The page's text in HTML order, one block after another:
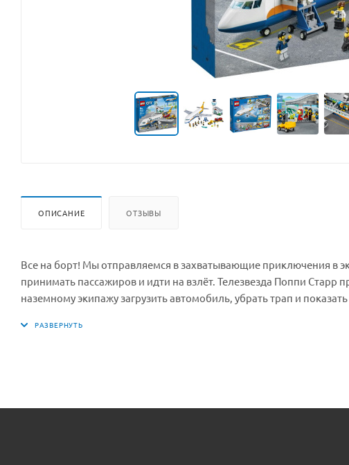
ОПИСАНИЕ ОТЗЫВЫ
Все на борт! Мы отправляемся в захватывающие приключения в
принимать пассажиров и идти на взлёт. Телезвезда Поппи
наземному экипажу загрузить автомобиль, убрать трап и